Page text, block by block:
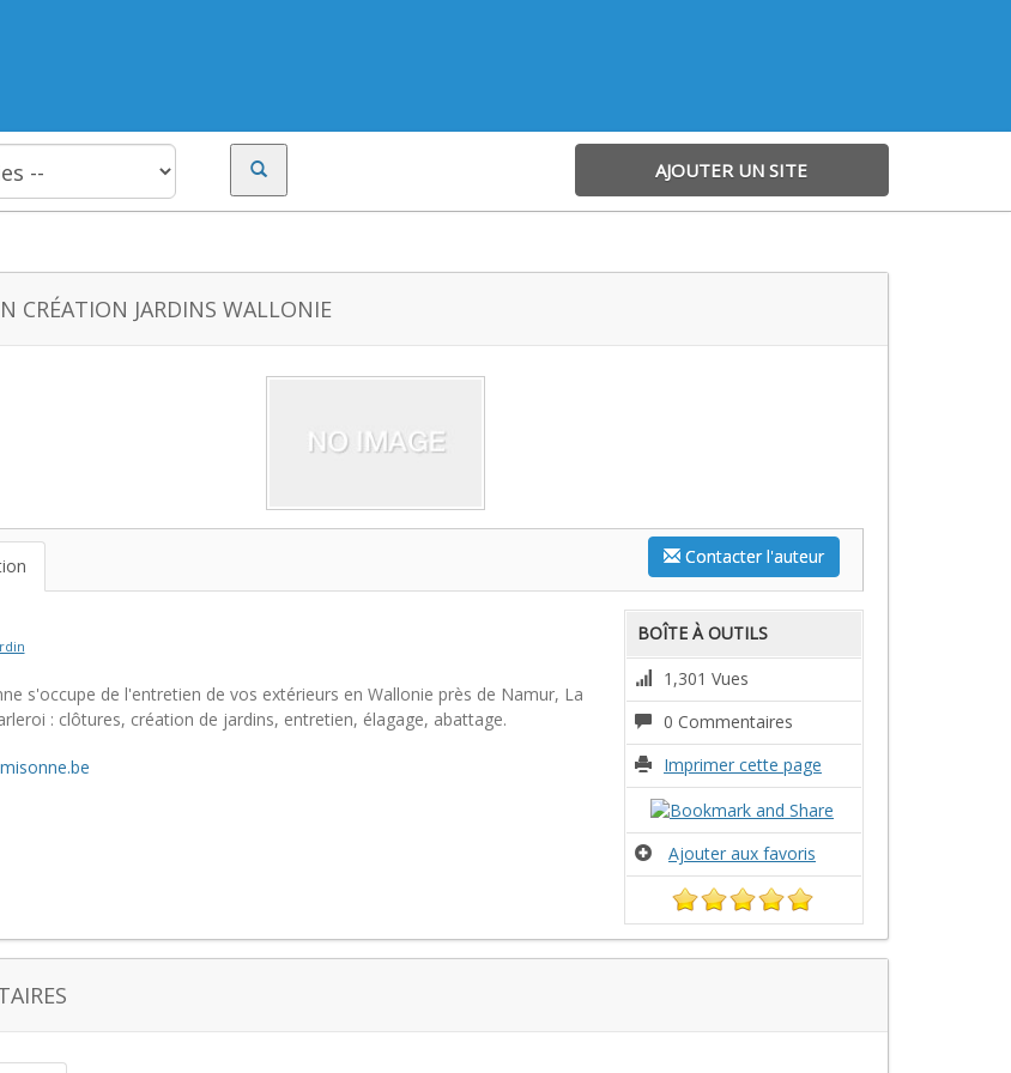
AJOUTER UN SITE
CRÉATION JARDINS WALLONIE
Contacter l'auteur
BOÎTE À OUTILS
1,301 Vues
0 Commentaires
Imprimer cette page
Ajouter aux favoris
s'occupe de l'entretien de vos extérieurs en Wallonie près de Namur, La
: clôtures, création de jardins, entretien, élagage, abattage.